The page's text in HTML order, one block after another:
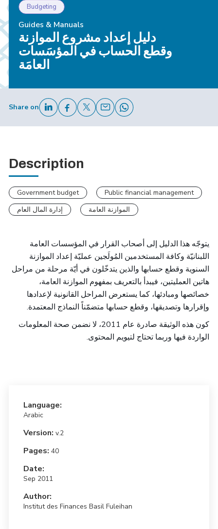
Budgeting
Guides & Manuals
دليل إعداد مشروع الموازنة
وقطع الحساب في المؤسَسات
العامَة
Share on
Description
Government budget
Public financial management
إدارة المال العام
الموازنة العامة
يتوجّه هذا الدليل إلى أصحاب القرار في المؤسسات العامة
اللبنانيّة وكافة المستخدمين المُولَجين عمليّة إعداد الموازنة
السنوية وقطع حسابها والذين يتدخّلون في أيّة مرحلة من مراحل
هاتين العمليتين، فيبدأ بالتعريف بمفهوم الموازنة العامة،
خصائصها ومبادئها، كما يستعرض المراحل القانونية لإعدادها
وإقرارها وتصديقها، وقطع حسابها متضمّناً النماذج المعتمدة.
كون هذه الوثيقة صادرة عام 2011، لا نضمن صحة المعلومات
الواردة فيها وربما تحتاج لتيويم المحتوى.
Language:
Arabic
Version: v.2
Pages: 40
Date:
Sep 2011
Author:
Institut des Finances Basil Fuleihan